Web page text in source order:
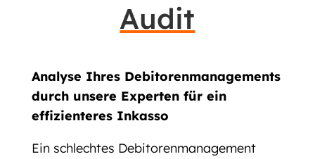
Audit
Analyse Ihres Debitorenmanagements
durch unsere Experten für ein
effizienteres Inkasso
Ein schlechtes Debitorenmanagement